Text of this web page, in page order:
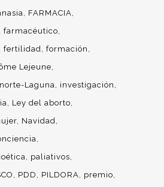
FARMACIA
farmacéutico
fertilidad formación
Lejeune
Laguna
investigación
Ley del aborto
Navidad
paliativos
PDD PILDORA
premio